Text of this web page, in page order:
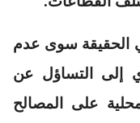
الحقيقة سوى عدم
إلى التساؤل عن
على المصالح